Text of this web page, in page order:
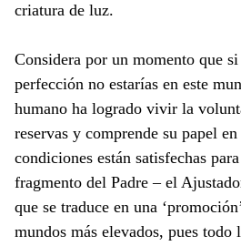
criatura de luz.
Considera por un momento que
perfección no estarías en este
humano ha logrado vivir la
reservas y comprende su papel
condiciones están satisfechas
fragmento del Padre – el
que se traduce en una
mundos más elevados, pues todo